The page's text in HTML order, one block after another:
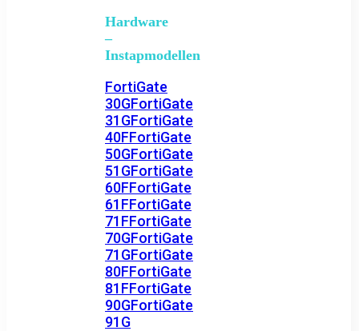
Hardware
–
Instapmodellen
FortiGate
30GFortiGate
31GFortiGate
40FFortiGate
50GFortiGate
51GFortiGate
60FFortiGate
61FFortiGate
71FFortiGate
70GFortiGate
71GFortiGate
80FFortiGate
81FFortiGate
90GFortiGate
91G